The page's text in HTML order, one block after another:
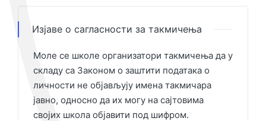
Изјаве о сагласности за такмичења
Моле се школе организатори такмичења да у
складу са Законом о заштити података о
личности не објављују имена такмичара
јавно, односно да их могу на сајтовима
својих школа објавити под шифром.